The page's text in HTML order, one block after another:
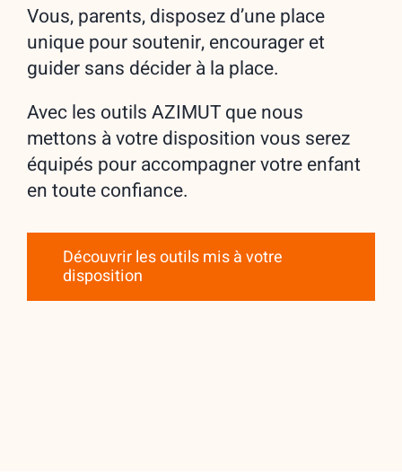
Vous, parents, disposez d’une place
unique pour soutenir, encourager et
guider sans décider à la place.
Avec les outils AZIMUT que nous
mettons à votre disposition vous serez
équipés pour accompagner votre enfant
en toute confiance.
Découvrir les outils mis à votre
disposition